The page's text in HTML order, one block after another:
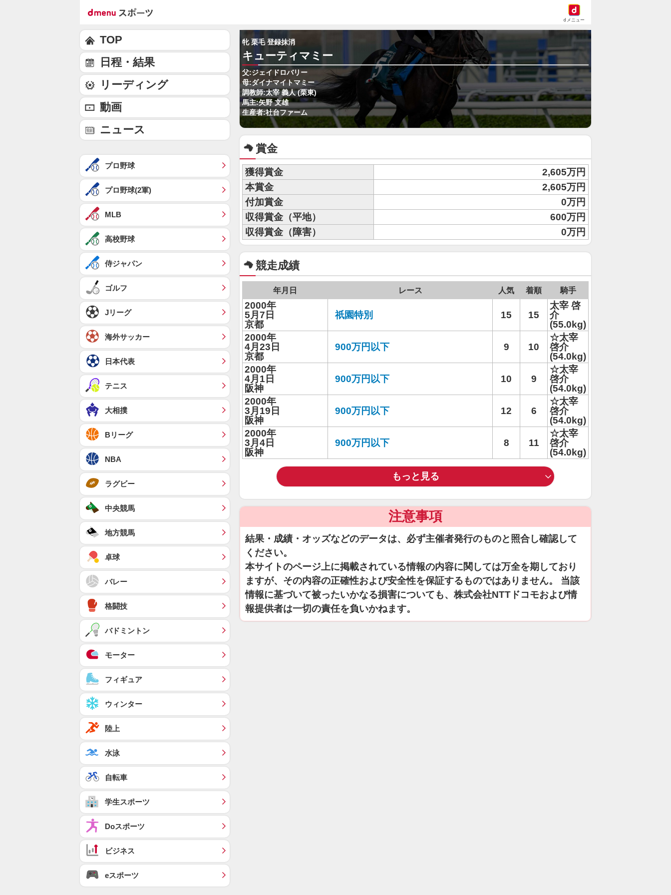
dメニュー
牝 栗毛 登録抹消
キューティマミー
父:ジェイドロバリー
母:ダイナマイトマミー
調教師:太宰 義人 (栗東)
馬主:矢野 文雄
生産者:社台ファーム
賞金
獲得賞金
2,605万円
本賞金
2,605万円
付加賞金
0万円
収得賞金（平地）
600万円
収得賞金（障害）
0万円
競走成績
年月日 レース 人気 着順 騎手
2000年
5月7日
京都
祇園特別 15 15
太宰 啓
介
(55.0kg)
2000年
4月23日
京都
900万円以下 9 10
☆太宰
啓介
(54.0kg)
2000年
4月1日
阪神
900万円以下 10 9
☆太宰
啓介
(54.0kg)
2000年
3月19日
阪神
900万円以下 12 6
☆太宰
啓介
(54.0kg)
2000年
3月4日
阪神
900万円以下 8 11
☆太宰
啓介
(54.0kg)
もっと見る
注意事項
結果・成績・オッズなどのデータは、必ず主催者発行のものと照合し確認して
ください。
本サイトのページ上に掲載されている情報の内容に関しては万全を期しており
ますが、その内容の正確性および安全性を保証するものではありません。 当該
情報に基づいて被ったいかなる損害についても、株式会社NTTドコモおよび情
報提供者は一切の責任を負いかねます。
TOP
日程・結果
リーディング
動画
ニュース
プロ野球
プロ野球(2軍)
MLB
高校野球
侍ジャパン
ゴルフ
Jリーグ
海外サッカー
日本代表
テニス
大相撲
Bリーグ
NBA
ラグビー
中央競馬
地方競馬
卓球
バレー
格闘技
バドミントン
モーター
フィギュア
ウィンター
陸上
水泳
自転車
学生スポーツ
Doスポーツ
ビジネス
eスポーツ